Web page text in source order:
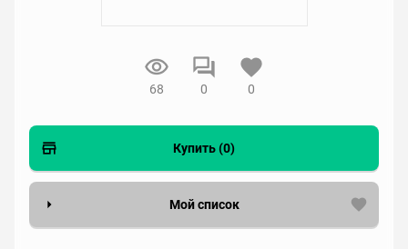
68 0 0
Купить (0)
Мой список